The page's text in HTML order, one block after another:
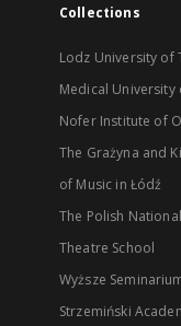
Collections
Lodz University of
Medical University
Nofer Institute of
The Grażyna and
of Music in Łódź
The Polish
Theatre School
Wyższe
Strzemiński